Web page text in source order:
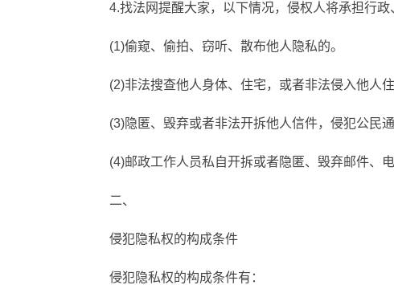
4.找法网提醒大家，以下情况，侵权人将承担行政
(1)偷窥、偷拍、窃听、散布他人隐私的。
(2)非法搜查他人身体、住宅，或者非法侵入他人住
(3)隐匿、毁弃或者非法开拆他人信件，侵犯公民
(4)邮政工作人员私自开拆或者隐匿、毁弃邮件、电
二、
侵犯隐私权的构成条件
侵犯隐私权的构成条件有：